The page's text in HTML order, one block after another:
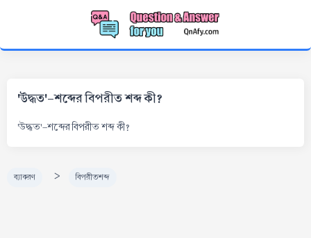
'উদ্ধত'-শব্দের বিপরীত শব্দ কী?
'উদ্ধত'-শব্দের বিপরীত শব্দ কী?
ব্যাকরণ > বিপরীতশব্দ